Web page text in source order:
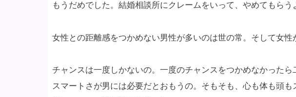
もうだめでした。結婚相談所にクレームをいって、やめてもらう
女性との距離感をつかめない男性が多いのは世の常。そして女性
チャンスは一度しかないの。一度のチャンスをつかめなかった
スマートさが男には必要だとおもうの。そもそも、心も体も頭